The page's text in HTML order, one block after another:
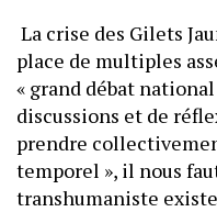
La crise des Gilets
place de multiples
« grand débat
discussions et de
prendre
temporel », il nous
transhumaniste